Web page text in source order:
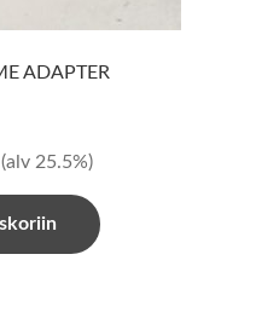
ADAPTER
(alv 25.5%)